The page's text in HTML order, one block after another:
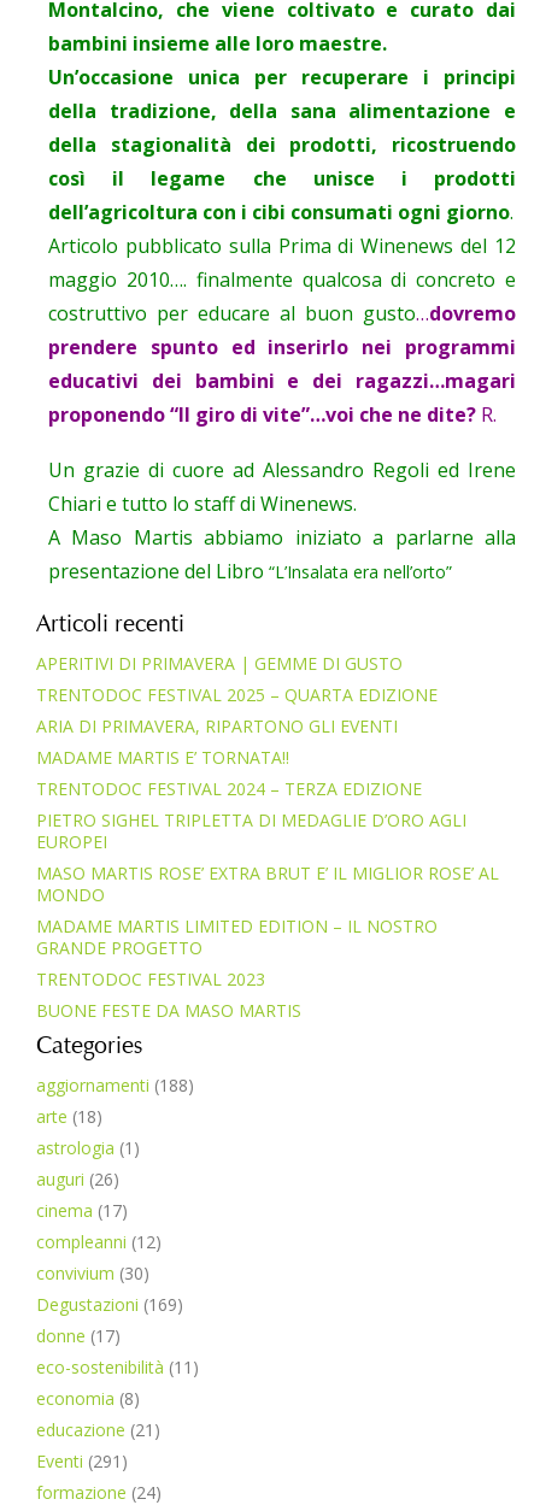
Montalcino, che viene coltivato e curato dai
bambini insieme alle loro maestre.
Un’occasione unica per recuperare i principi
della tradizione, della sana alimentazione e
della stagionalità dei prodotti, ricostruendo
così il legame che unisce i prodotti
dell’agricoltura con i cibi consumati ogni giorno.
Articolo pubblicato sulla Prima di Winenews del 12
maggio 2010…. finalmente qualcosa di concreto e
costruttivo per educare al buon gusto…dovremo
prendere spunto ed inserirlo nei programmi
educativi dei bambini e dei ragazzi…magari
proponendo “Il giro di vite”…voi che ne dite? R.
Un grazie di cuore ad Alessandro Regoli ed Irene
Chiari e tutto lo staff di Winenews.
A Maso Martis abbiamo iniziato a parlarne alla
presentazione del Libro “L’Insalata era nell’orto”
Articoli recenti
APERITIVI DI PRIMAVERA | GEMME DI GUSTO
TRENTODOC FESTIVAL 2025 – QUARTA EDIZIONE
ARIA DI PRIMAVERA, RIPARTONO GLI EVENTI
MADAME MARTIS E’ TORNATA!!
TRENTODOC FESTIVAL 2024 – TERZA EDIZIONE
PIETRO SIGHEL TRIPLETTA DI MEDAGLIE D’ORO AGLI
EUROPEI
MASO MARTIS ROSE’ EXTRA BRUT E’ IL MIGLIOR ROSE’ AL
MONDO
MADAME MARTIS LIMITED EDITION – IL NOSTRO
GRANDE PROGETTO
TRENTODOC FESTIVAL 2023
BUONE FESTE DA MASO MARTIS
Categories
aggiornamenti (188)
arte (18)
astrologia (1)
auguri (26)
cinema (17)
compleanni (12)
convivium (30)
Degustazioni (169)
donne (17)
eco-sostenibilità (11)
economia (8)
educazione (21)
Eventi (291)
formazione (24)